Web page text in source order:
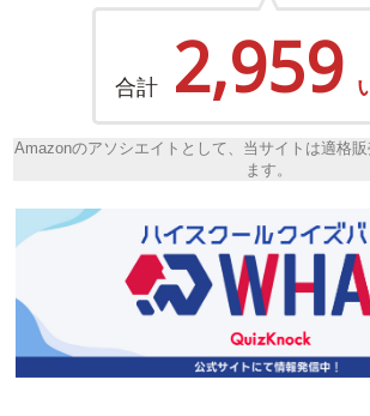
合計 2,959
Amazonのアソシエイトとして、当サイトは適格
ます。